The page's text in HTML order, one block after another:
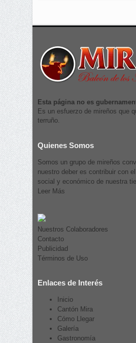
Esta página no es
Es un esfuerzo de mireños que
terruño.
Quienes Somos
Somos un grupo de mireños
nuestro deber es contribuir con
social y económico de nuestra
Leer Más
Nuestros Colaboradores
Contacto
Publicidad
Términos de Uso
Enlaces de Interés
Inicio
Cantón Mira
Cómo Llegar
Galería
Gastronomía